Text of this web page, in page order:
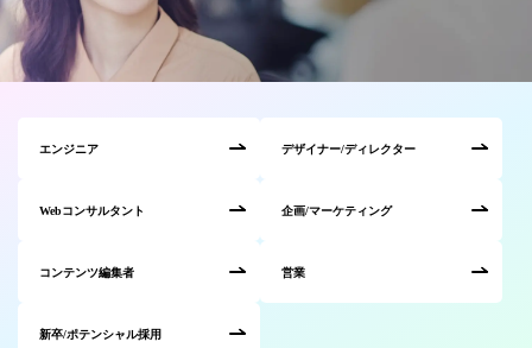
エンジニア デザイナー/ディレクター
Webコンサルタント 企画/マーケティング
コンテンツ編集者 営業
新卒/ポテンシャル採用